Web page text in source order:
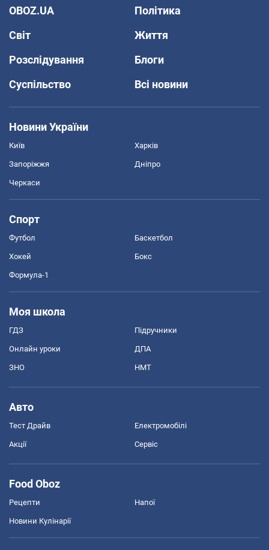
OBOZ.UA
Політика
Світ
Життя
Розслідування
Блоги
Суспільство
Всі новини
Новини України
Київ Харків
Запоріжжя Дніпро
Черкаси
Спорт
Футбол Баскетбол
Хокей Бокс
Формула-1
Моя школа
ГДЗ Підручники
Онлайн уроки ДПА
ЗНО НМТ
Авто
Тест Драйв Електромобілі
Акції Сервіс
Food Oboz
Рецепти Напої
Новини Кулінарії